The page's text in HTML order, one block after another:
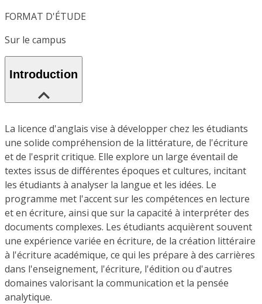
FORMAT D'ÉTUDE
Sur le campus
Introduction
La licence d'anglais vise à développer chez les étudiants
une solide compréhension de la littérature, de l'écriture
et de l'esprit critique. Elle explore un large éventail de
textes issus de différentes époques et cultures, incitant
les étudiants à analyser la langue et les idées. Le
programme met l'accent sur les compétences en lecture
et en écriture, ainsi que sur la capacité à interpréter des
documents complexes. Les étudiants acquièrent souvent
une expérience variée en écriture, de la création littéraire
à l'écriture académique, ce qui les prépare à des carrières
dans l'enseignement, l'écriture, l'édition ou d'autres
domaines valorisant la communication et la pensée
analytique.